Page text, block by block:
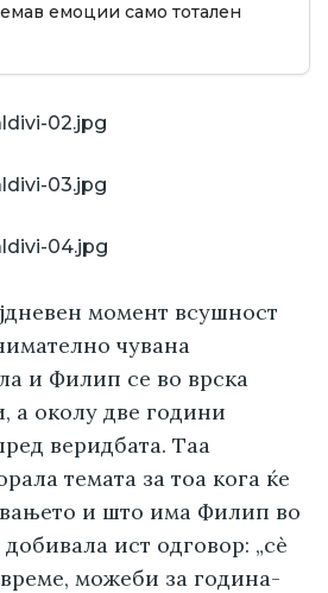
емоции само тотален
момент всушност
чувана
и Филип се во врска
а околу две години
веридбата. Таа
темата за тоа кога ќе
и што има Филип во
ист одговор: „сè
можеби за година-